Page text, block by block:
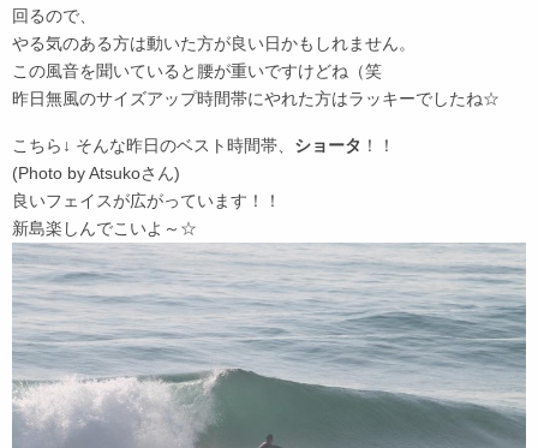
回るので、
やる気のある方は動いた方が良い日かもしれません。
この風音を聞いていると腰が重いですけどね（笑
昨日無風のサイズアップ時間帯にやれた方はラッキーでしたね☆
こちら↓ そんな昨日のベスト時間帯、 ショータ ！！
(Photo by Atsukoさん)
良いフェイスが広がっています！！
新島楽しんでこいよ～☆